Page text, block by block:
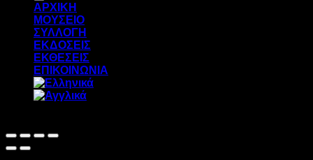
ΑΡΧΙΚΗ
ΜΟΥΣΕΙΟ
ΣΥΛΛΟΓΗ
ΕΚΔΟΣΕΙΣ
ΕΚΘΕΣΕΙΣ
ΕΠΙΚΟΙΝΩΝΙΑ